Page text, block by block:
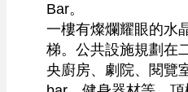
Bar。
一樓有燦爛耀眼的水
梯。公共設施規劃在
央廚房、劇院、閱覽